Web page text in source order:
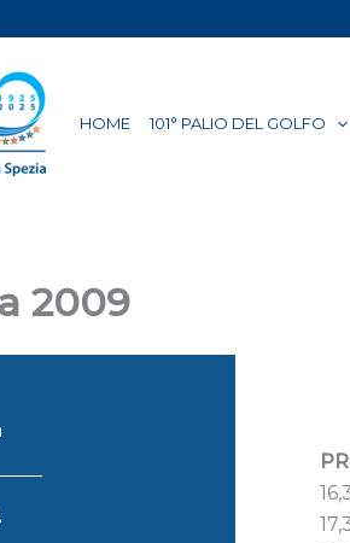
HOME 101° PALIO DEL GOLFO
2009